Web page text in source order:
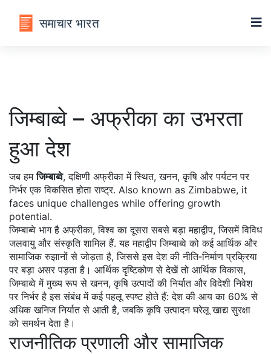
जिम्बाब्वे – अफ्रीका का उभरता
हुआ देश
जब हमजिम्बाब्वे,दक्षिणी अफ्रीका में स्थित, खनन, कृषि और पर्यटन पर
निर्भर एक विकसित होता राष्ट्र. Also known as Zimbabwe, it
faces unique challenges while offering growth
potential.
जिम्बाब्वे भाग है अफ्रीका,विश्व का दूसरा सबसे बड़ा महाद्वीप, जिसमें विविध
जलवायु और संस्कृति शामिल हैं. यह महाद्वीप जिम्बाब्वे को कई आर्थिक और
सामाजिक रुझानों से जोड़ता है, जिससे इस देश की नीति‑निर्माण प्रक्रिया
पर बड़ा असर पड़ता है। आर्थिक दृष्टिकोण से देखें तो आर्थिक विकास,
जिम्बाब्वे में मुख्य रूप से खनन, कृषि उत्पादों की निर्यात और विदेशी निवेश
पर निर्भर है इस संबंध में कई पहलू स्पष्ट होते हैं: देश की आय का 60% से
अधिक खनिज निर्यात से आती है, जबकि कृषि उत्पादन घरेलू खाद्य सुरक्षा
को समर्थन देता है।
राजनीतिक प्रणाली और सामाजिक